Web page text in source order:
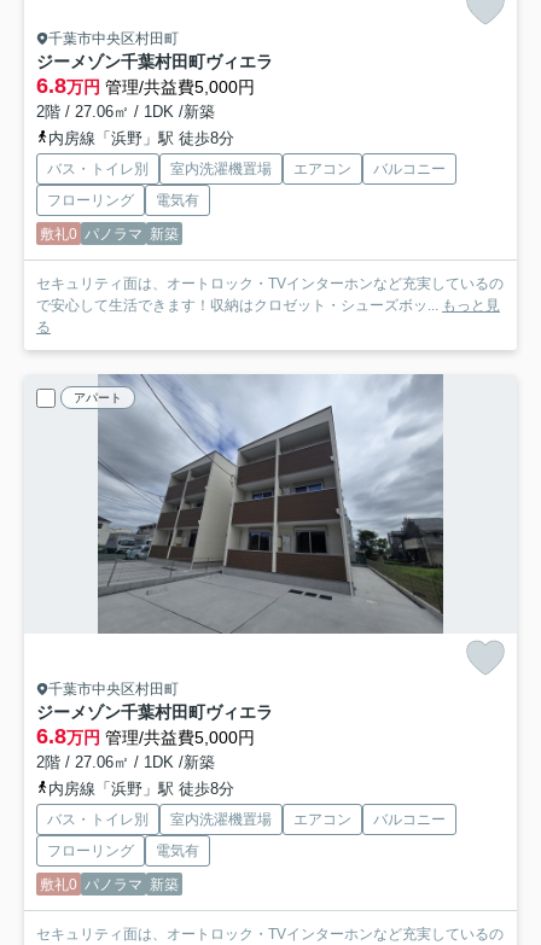
千葉市中央区村田町
ジーメゾン千葉村田町ヴィエラ
6.8万円 管理/共益費5,000円
2階 / 27.06㎡ / 1DK /新築
内房線「浜野」駅 徒歩8分
バス・トイレ別 室内洗濯機置場 エアコン
バルコニー
フローリング
電気有
敷礼0 パノラマ 新築
セキュリティ面は、オートロック・TVインターホンなど充実しているの
で安心して生活できます！収納はクロゼット・シューズボッ...
もっと見
る
アパート
千葉市中央区村田町
ジーメゾン千葉村田町ヴィエラ
6.8万円 管理/共益費5,000円
2階 / 27.06㎡ / 1DK /新築
内房線「浜野」駅 徒歩8分
バス・トイレ別 室内洗濯機置場 エアコン
バルコニー
フローリング
電気有
敷礼0 パノラマ 新築
セキュリティ面は、オートロック・TVインターホンなど充実しているの